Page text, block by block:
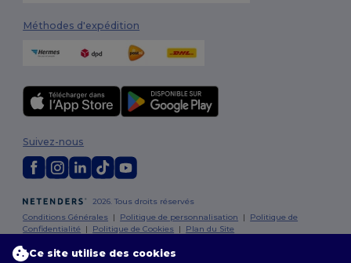
Méthodes d'expédition
2026. Tous droits réservés
Conditions Générales | Politique de personnalisation | Politique de
Confidentialité | Politique de Cookies | Plan du Site
Suivez-nous
Ce site utilise des cookies